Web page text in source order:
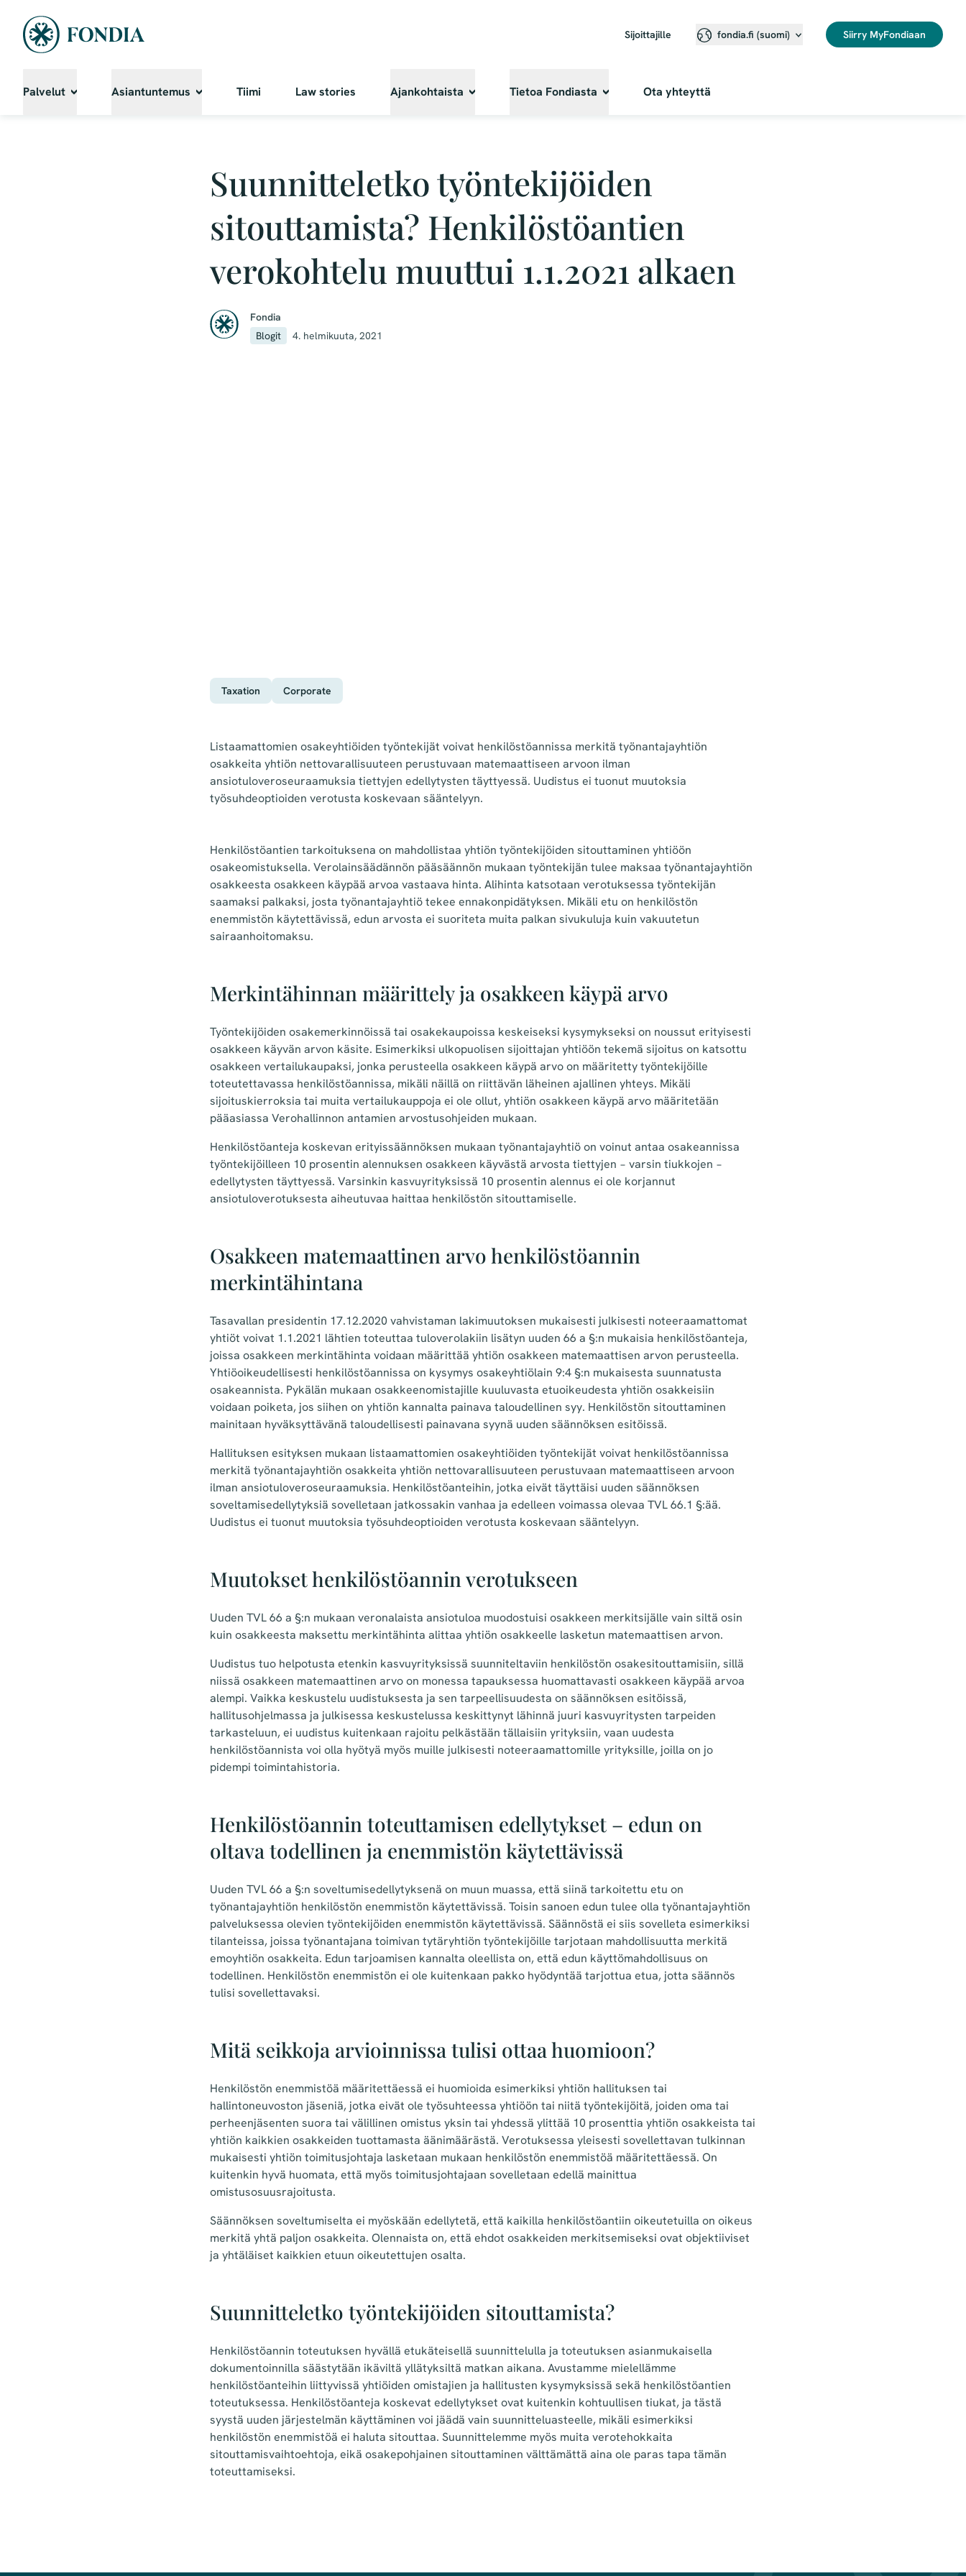
Sijoittajille fondia.fi (suomi) Siirry MyFondiaan
Palvelut Asiantuntemus Tiimi Law stories Ajankohtaista Tietoa Fondiasta Ota yhteyttä
Suunnitteletko työntekijöiden
sitouttamista? Henkilöstöantien
verokohtelu muuttui 1.1.2021 alkaen
Fondia
Blogit
4. helmikuuta, 2021
Taxation Corporate
Listaamattomien osakeyhtiöiden työntekijät voivat henkilöstöannissa merkitä työnantajayhtiön
osakkeita yhtiön nettovarallisuuteen perustuvaan matemaattiseen arvoon ilman
ansiotuloveroseuraamuksia tiettyjen edellytysten täyttyessä. Uudistus ei tuonut muutoksia
työsuhdeoptioiden verotusta koskevaan sääntelyyn.
Henkilöstöantien tarkoituksena on mahdollistaa yhtiön työntekijöiden sitouttaminen yhtiöön
osakeomistuksella. Verolainsäädännön pääsäännön mukaan työntekijän tulee maksaa työnantajayhtiön
osakkeesta osakkeen käypää arvoa vastaava hinta. Alihinta katsotaan verotuksessa työntekijän
saamaksi palkaksi, josta työnantajayhtiö tekee ennakonpidätyksen. Mikäli etu on henkilöstön
enemmistön käytettävissä, edun arvosta ei suoriteta muita palkan sivukuluja kuin vakuutetun
sairaanhoitomaksu.
Merkintähinnan määrittely ja osakkeen käypä arvo
Työntekijöiden osakemerkinnöissä tai osakekaupoissa keskeiseksi kysymykseksi on noussut erityisesti
osakkeen käyvän arvon käsite. Esimerkiksi ulkopuolisen sijoittajan yhtiöön tekemä sijoitus on katsottu
osakkeen vertailukaupaksi, jonka perusteella osakkeen käypä arvo on määritetty työntekijöille
toteutettavassa henkilöstöannissa, mikäli näillä on riittävän läheinen ajallinen yhteys. Mikäli
sijoituskierroksia tai muita vertailukauppoja ei ole ollut, yhtiön osakkeen käypä arvo määritetään
pääasiassa Verohallinnon antamien arvostusohjeiden mukaan.
Henkilöstöanteja koskevan erityissäännöksen mukaan työnantajayhtiö on voinut antaa osakeannissa
työntekijöilleen 10 prosentin alennuksen osakkeen käyvästä arvosta tiettyjen − varsin tiukkojen −
edellytysten täyttyessä. Varsinkin kasvuyrityksissä 10 prosentin alennus ei ole korjannut
ansiotuloverotuksesta aiheutuvaa haittaa henkilöstön sitouttamiselle.
Osakkeen matemaattinen arvo henkilöstöannin
merkintähintana
Tasavallan presidentin 17.12.2020 vahvistaman lakimuutoksen mukaisesti julkisesti noteeraamattomat
yhtiöt voivat 1.1.2021 lähtien toteuttaa tuloverolakiin lisätyn uuden 66 a §:n mukaisia henkilöstöanteja,
joissa osakkeen merkintähinta voidaan määrittää yhtiön osakkeen matemaattisen arvon perusteella.
Yhtiöoikeudellisesti henkilöstöannissa on kysymys osakeyhtiölain 9:4 §:n mukaisesta suunnatusta
osakeannista. Pykälän mukaan osakkeenomistajille kuuluvasta etuoikeudesta yhtiön osakkeisiin
voidaan poiketa, jos siihen on yhtiön kannalta painava taloudellinen syy. Henkilöstön sitouttaminen
mainitaan hyväksyttävänä taloudellisesti painavana syynä uuden säännöksen esitöissä.
Hallituksen esityksen mukaan listaamattomien osakeyhtiöiden työntekijät voivat henkilöstöannissa
merkitä työnantajayhtiön osakkeita yhtiön nettovarallisuuteen perustuvaan matemaattiseen arvoon
ilman ansiotuloveroseuraamuksia. Henkilöstöanteihin, jotka eivät täyttäisi uuden säännöksen
soveltamisedellytyksiä sovelletaan jatkossakin vanhaa ja edelleen voimassa olevaa TVL 66.1 §:ää.
Uudistus ei tuonut muutoksia työsuhdeoptioiden verotusta koskevaan sääntelyyn.
Muutokset henkilöstöannin verotukseen
Uuden TVL 66 a §:n mukaan veronalaista ansiotuloa muodostuisi osakkeen merkitsijälle vain siltä osin
kuin osakkeesta maksettu merkintähinta alittaa yhtiön osakkeelle lasketun matemaattisen arvon.
Uudistus tuo helpotusta etenkin kasvuyrityksissä suunniteltaviin henkilöstön osakesitouttamisiin, sillä
niissä osakkeen matemaattinen arvo on monessa tapauksessa huomattavasti osakkeen käypää arvoa
alempi. Vaikka keskustelu uudistuksesta ja sen tarpeellisuudesta on säännöksen esitöissä,
hallitusohjelmassa ja julkisessa keskustelussa keskittynyt lähinnä juuri kasvuyritysten tarpeiden
tarkasteluun, ei uudistus kuitenkaan rajoitu pelkästään tällaisiin yrityksiin, vaan uudesta
henkilöstöannista voi olla hyötyä myös muille julkisesti noteeraamattomille yrityksille, joilla on jo
pidempi toimintahistoria.
Henkilöstöannin toteuttamisen edellytykset – edun on
oltava todellinen ja enemmistön käytettävissä
Uuden TVL 66 a §:n soveltumisedellytyksenä on muun muassa, että siinä tarkoitettu etu on
työnantajayhtiön henkilöstön enemmistön käytettävissä. Toisin sanoen edun tulee olla työnantajayhtiön
palveluksessa olevien työntekijöiden enemmistön käytettävissä. Säännöstä ei siis sovelleta esimerkiksi
tilanteissa, joissa työnantajana toimivan tytäryhtiön työntekijöille tarjotaan mahdollisuutta merkitä
emoyhtiön osakkeita. Edun tarjoamisen kannalta oleellista on, että edun käyttömahdollisuus on
todellinen. Henkilöstön enemmistön ei ole kuitenkaan pakko hyödyntää tarjottua etua, jotta säännös
tulisi sovellettavaksi.
Mitä seikkoja arvioinnissa tulisi ottaa huomioon?
Henkilöstön enemmistöä määritettäessä ei huomioida esimerkiksi yhtiön hallituksen tai
hallintoneuvoston jäseniä, jotka eivät ole työsuhteessa yhtiöön tai niitä työntekijöitä, joiden oma tai
perheenjäsenten suora tai välillinen omistus yksin tai yhdessä ylittää 10 prosenttia yhtiön osakkeista tai
yhtiön kaikkien osakkeiden tuottamasta äänimäärästä. Verotuksessa yleisesti sovellettavan tulkinnan
mukaisesti yhtiön toimitusjohtaja lasketaan mukaan henkilöstön enemmistöä määritettäessä. On
kuitenkin hyvä huomata, että myös toimitusjohtajaan sovelletaan edellä mainittua
omistusosuusrajoitusta.
Säännöksen soveltumiselta ei myöskään edellytetä, että kaikilla henkilöstöantiin oikeutetuilla on oikeus
merkitä yhtä paljon osakkeita. Olennaista on, että ehdot osakkeiden merkitsemiseksi ovat objektiiviset
ja yhtäläiset kaikkien etuun oikeutettujen osalta.
Suunnitteletko työntekijöiden sitouttamista?
Henkilöstöannin toteutuksen hyvällä etukäteisellä suunnittelulla ja toteutuksen asianmukaisella
dokumentoinnilla säästytään ikäviltä yllätyksiltä matkan aikana. Avustamme mielellämme
henkilöstöanteihin liittyvissä yhtiöiden omistajien ja hallitusten kysymyksissä sekä henkilöstöantien
toteutuksessa. Henkilöstöanteja koskevat edellytykset ovat kuitenkin kohtuullisen tiukat, ja tästä
syystä uuden järjestelmän käyttäminen voi jäädä vain suunnitteluasteelle, mikäli esimerkiksi
henkilöstön enemmistöä ei haluta sitouttaa. Suunnittelemme myös muita verotehokkaita
sitouttamisvaihtoehtoja, eikä osakepohjainen sitouttaminen välttämättä aina ole paras tapa tämän
toteuttamiseksi.